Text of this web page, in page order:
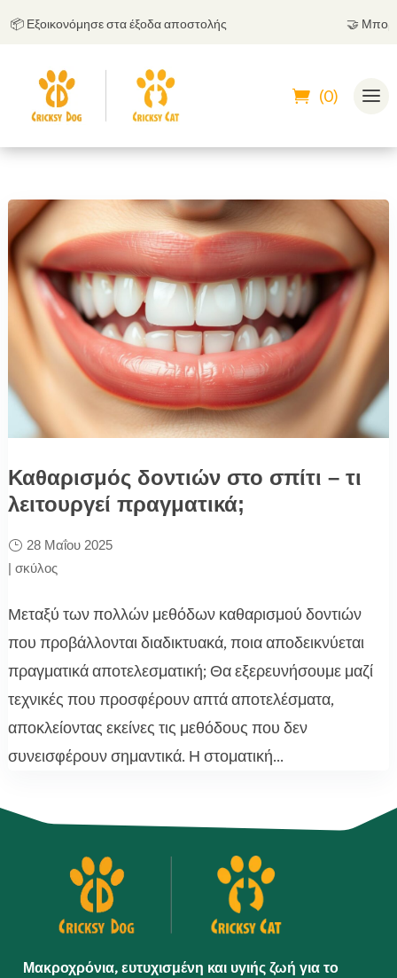
στα έξοδα αποστολής Μπορείς
(0)
Καθαρισμός δοντιών στο σπίτι – τι
λειτουργεί πραγματικά;
28 Μαΐου 2025
| σκύλος
Μεταξύ των πολλών μεθόδων καθαρισμού δοντιών
που προβάλλονται διαδικτυακά, ποια αποδεικνύεται
πραγματικά αποτελεσματική; Θα εξερευνήσουμε μαζί
τεχνικές που προσφέρουν απτά αποτελέσματα,
αποκλείοντας εκείνες τις μεθόδους που δεν
συνεισφέρουν σημαντικά. Η στοματική...
Μακροχρόνια, ευτυχισμένη και υγιής ζωή για το